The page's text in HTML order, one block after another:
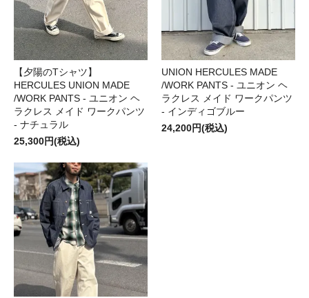
【夕陽のTシャツ】
HERCULES UNION MADE
/WORK PANTS - ユニオン ヘ
ラクレス メイド ワークパンツ
- ナチュラル
25,300円(税込)
UNION HERCULES MADE
/WORK PANTS - ユニオン ヘ
ラクレス メイド ワークパンツ
- インディゴブルー
24,200円(税込)